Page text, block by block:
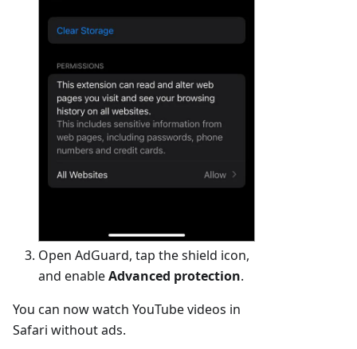
Open AdGuard, tap the shield icon,
and enableAdvanced protection.
You can now watch YouTube videos in
Safari without ads.